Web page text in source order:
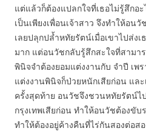
แต่แล้วก็ต้องแปลกใจที่เธอไม่รู้สึกอ
เป็นเพียงเพื่อนเจ้าสาว จึงทำให้อน
เลยปลุกปล้ำหทัยรัตน์เมื่อเขาไปส่ง
มาก แต่อนวัชกลับรู้สึกสะใจที่สามา
พินิจจำต้องยอมแต่งงานกับ จำปี เพ
แต่งงานพินิจก็ป่วยหนักเสียก่อน แล
ครั้งสุดท้าย อนวัชจึงชวนหทัยรัตน์ไ
กรุงเทพเสียก่อน ทำให้อนวัชต้องขับ
ทำให้ต้องอยู่ค้างคืนที่ไร่กันสองต่อส